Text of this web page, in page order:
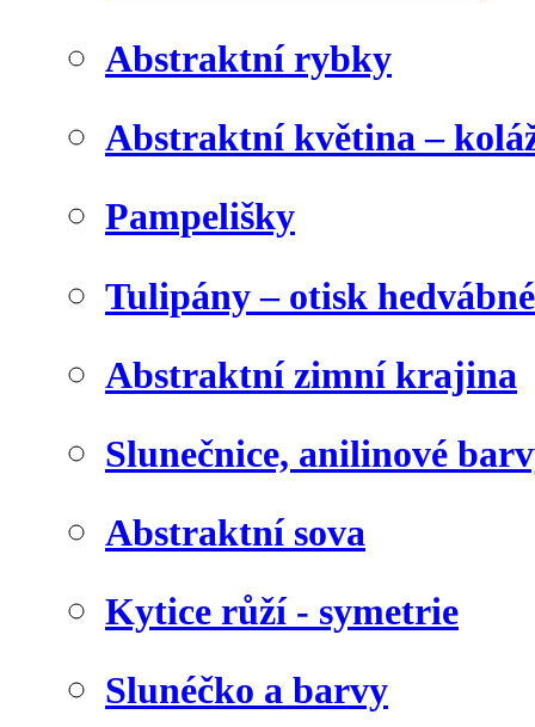
Abstraktní rybky
Abstraktní květina –
Pampelišky
Tulipány – otisk
Abstraktní zimní krajina
Slunečnice, anilinové
Abstraktní sova
Kytice růží - symetrie
Slunéčko a barvy